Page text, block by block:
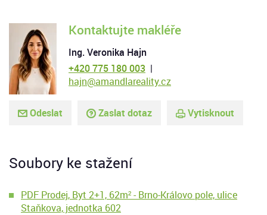
Kontaktujte makléře
Ing. Veronika Hajn
+420 775 180 003 |
hajn@amandlareality.cz
Odeslat Zaslat dotaz Vytisknout
Soubory ke stažení
PDF Prodej, Byt 2+1, 62m² - Brno-Královo pole, ulice
Staňkova, jednotka 602